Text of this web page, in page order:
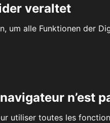
veraltet
um alle Funktionen der
n’est
utiliser toutes les